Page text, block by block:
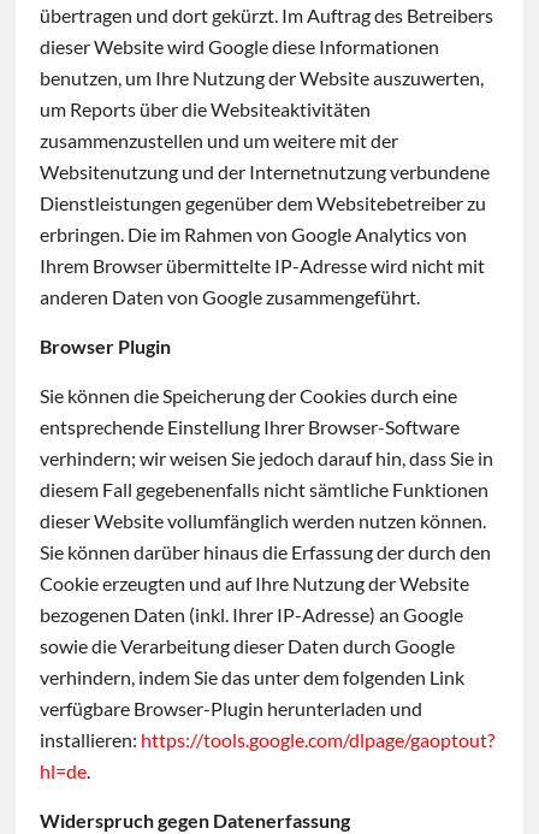
übertragen und dort gekürzt. Im Auftrag des Betreibers
dieser Website wird Google diese Informationen
benutzen, um Ihre Nutzung der Website auszuwerten,
um Reports über die Websiteaktivitäten
zusammenzustellen und um weitere mit der
Websitenutzung und der Internetnutzung verbundene
Dienstleistungen gegenüber dem Websitebetreiber zu
erbringen. Die im Rahmen von Google Analytics von
Ihrem Browser übermittelte IP-Adresse wird nicht mit
anderen Daten von Google zusammengeführt.
Browser Plugin
Sie können die Speicherung der Cookies durch eine
entsprechende Einstellung Ihrer Browser-Software
verhindern; wir weisen Sie jedoch darauf hin, dass Sie in
diesem Fall gegebenenfalls nicht sämtliche Funktionen
dieser Website vollumfänglich werden nutzen können.
Sie können darüber hinaus die Erfassung der durch den
Cookie erzeugten und auf Ihre Nutzung der Website
bezogenen Daten (inkl. Ihrer IP-Adresse) an Google
sowie die Verarbeitung dieser Daten durch Google
verhindern, indem Sie das unter dem folgenden Link
verfügbare Browser-Plugin herunterladen und
installieren: https://tools.google.com/dlpage/gaoptout?
hl=de.
Widerspruch gegen Datenerfassung